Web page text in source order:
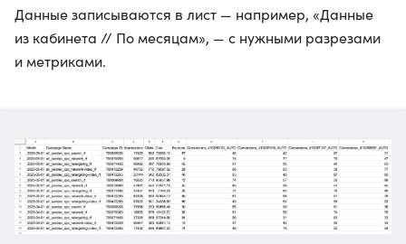
Данные записываются в лист — например, «Данные
из кабинета // По месяцам», — с нужными разрезами
и метриками.